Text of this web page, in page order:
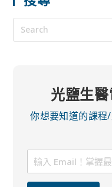
光鹽生
你想要知道的課